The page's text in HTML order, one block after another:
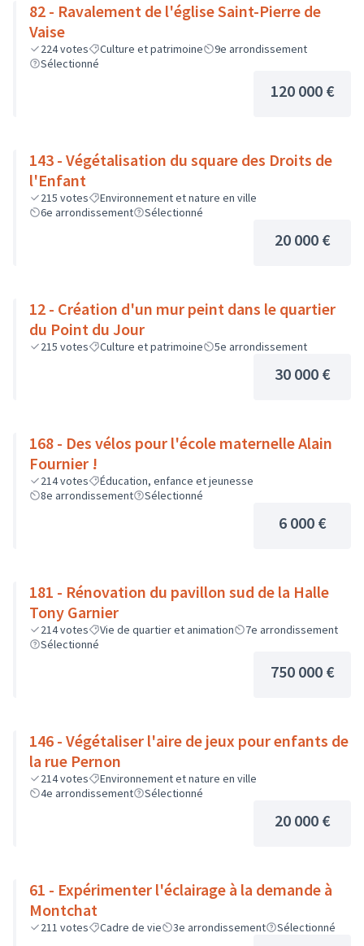
82 - Ravalement de l'église Saint-Pierre de
Vaise
224votes Culture et patrimoine
9e arrondissement
Sélectionné
120 000 €
143 - Végétalisation du square des Droits de
l'Enfant
215 votes
Environnement et nature en ville
6e arrondissement
Sélectionné
20 000 €
12 - Création d'un mur peint dans le quartier
du Point du Jour
215 votes Culture et patrimoine 5e arrondissement
30 000 €
168 - Des vélos pour l'école maternelle Alain
Fournier !
214votes
Éducation, enfance et jeunesse
8e arrondissement
Sélectionné
6 000 €
181 - Rénovation du pavillon sud de la Halle
Tony Garnier
214votes Vie de quartier et animation
7e arrondissement
Sélectionné
750 000 €
146 - Végétaliser l'aire de jeux pour enfants de
la rue Pernon
214votes
Environnement et nature en ville
4e arrondissement
Sélectionné
20 000 €
61 - Expérimenter l'éclairage à la demande à
Montchat
211 votes Cadre de vie 3e arrondissement Sélectionné